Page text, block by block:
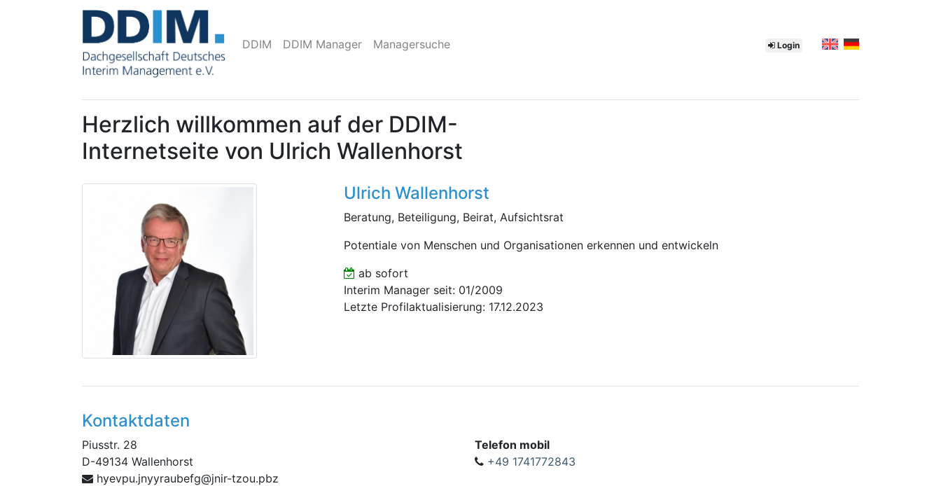
DDIM DDIM Manager Managersuche Login
Herzlich willkommen auf der DDIM-
Internetseite von Ulrich Wallenhorst
Ulrich Wallenhorst
Beratung, Beteiligung, Beirat, Aufsichtsrat
Potentiale von Menschen und Organisationen erkennen und entwickeln
ab sofort
Interim Manager seit: 01/2009
Letzte Profilaktualisierung: 17.12.2023
Kontaktdaten
Piusstr. 28
D-49134 Wallenhorst
zbp.uozt-rinj@gfebua
ryynj.upveyh
Telefon mobil
+49 1741772843